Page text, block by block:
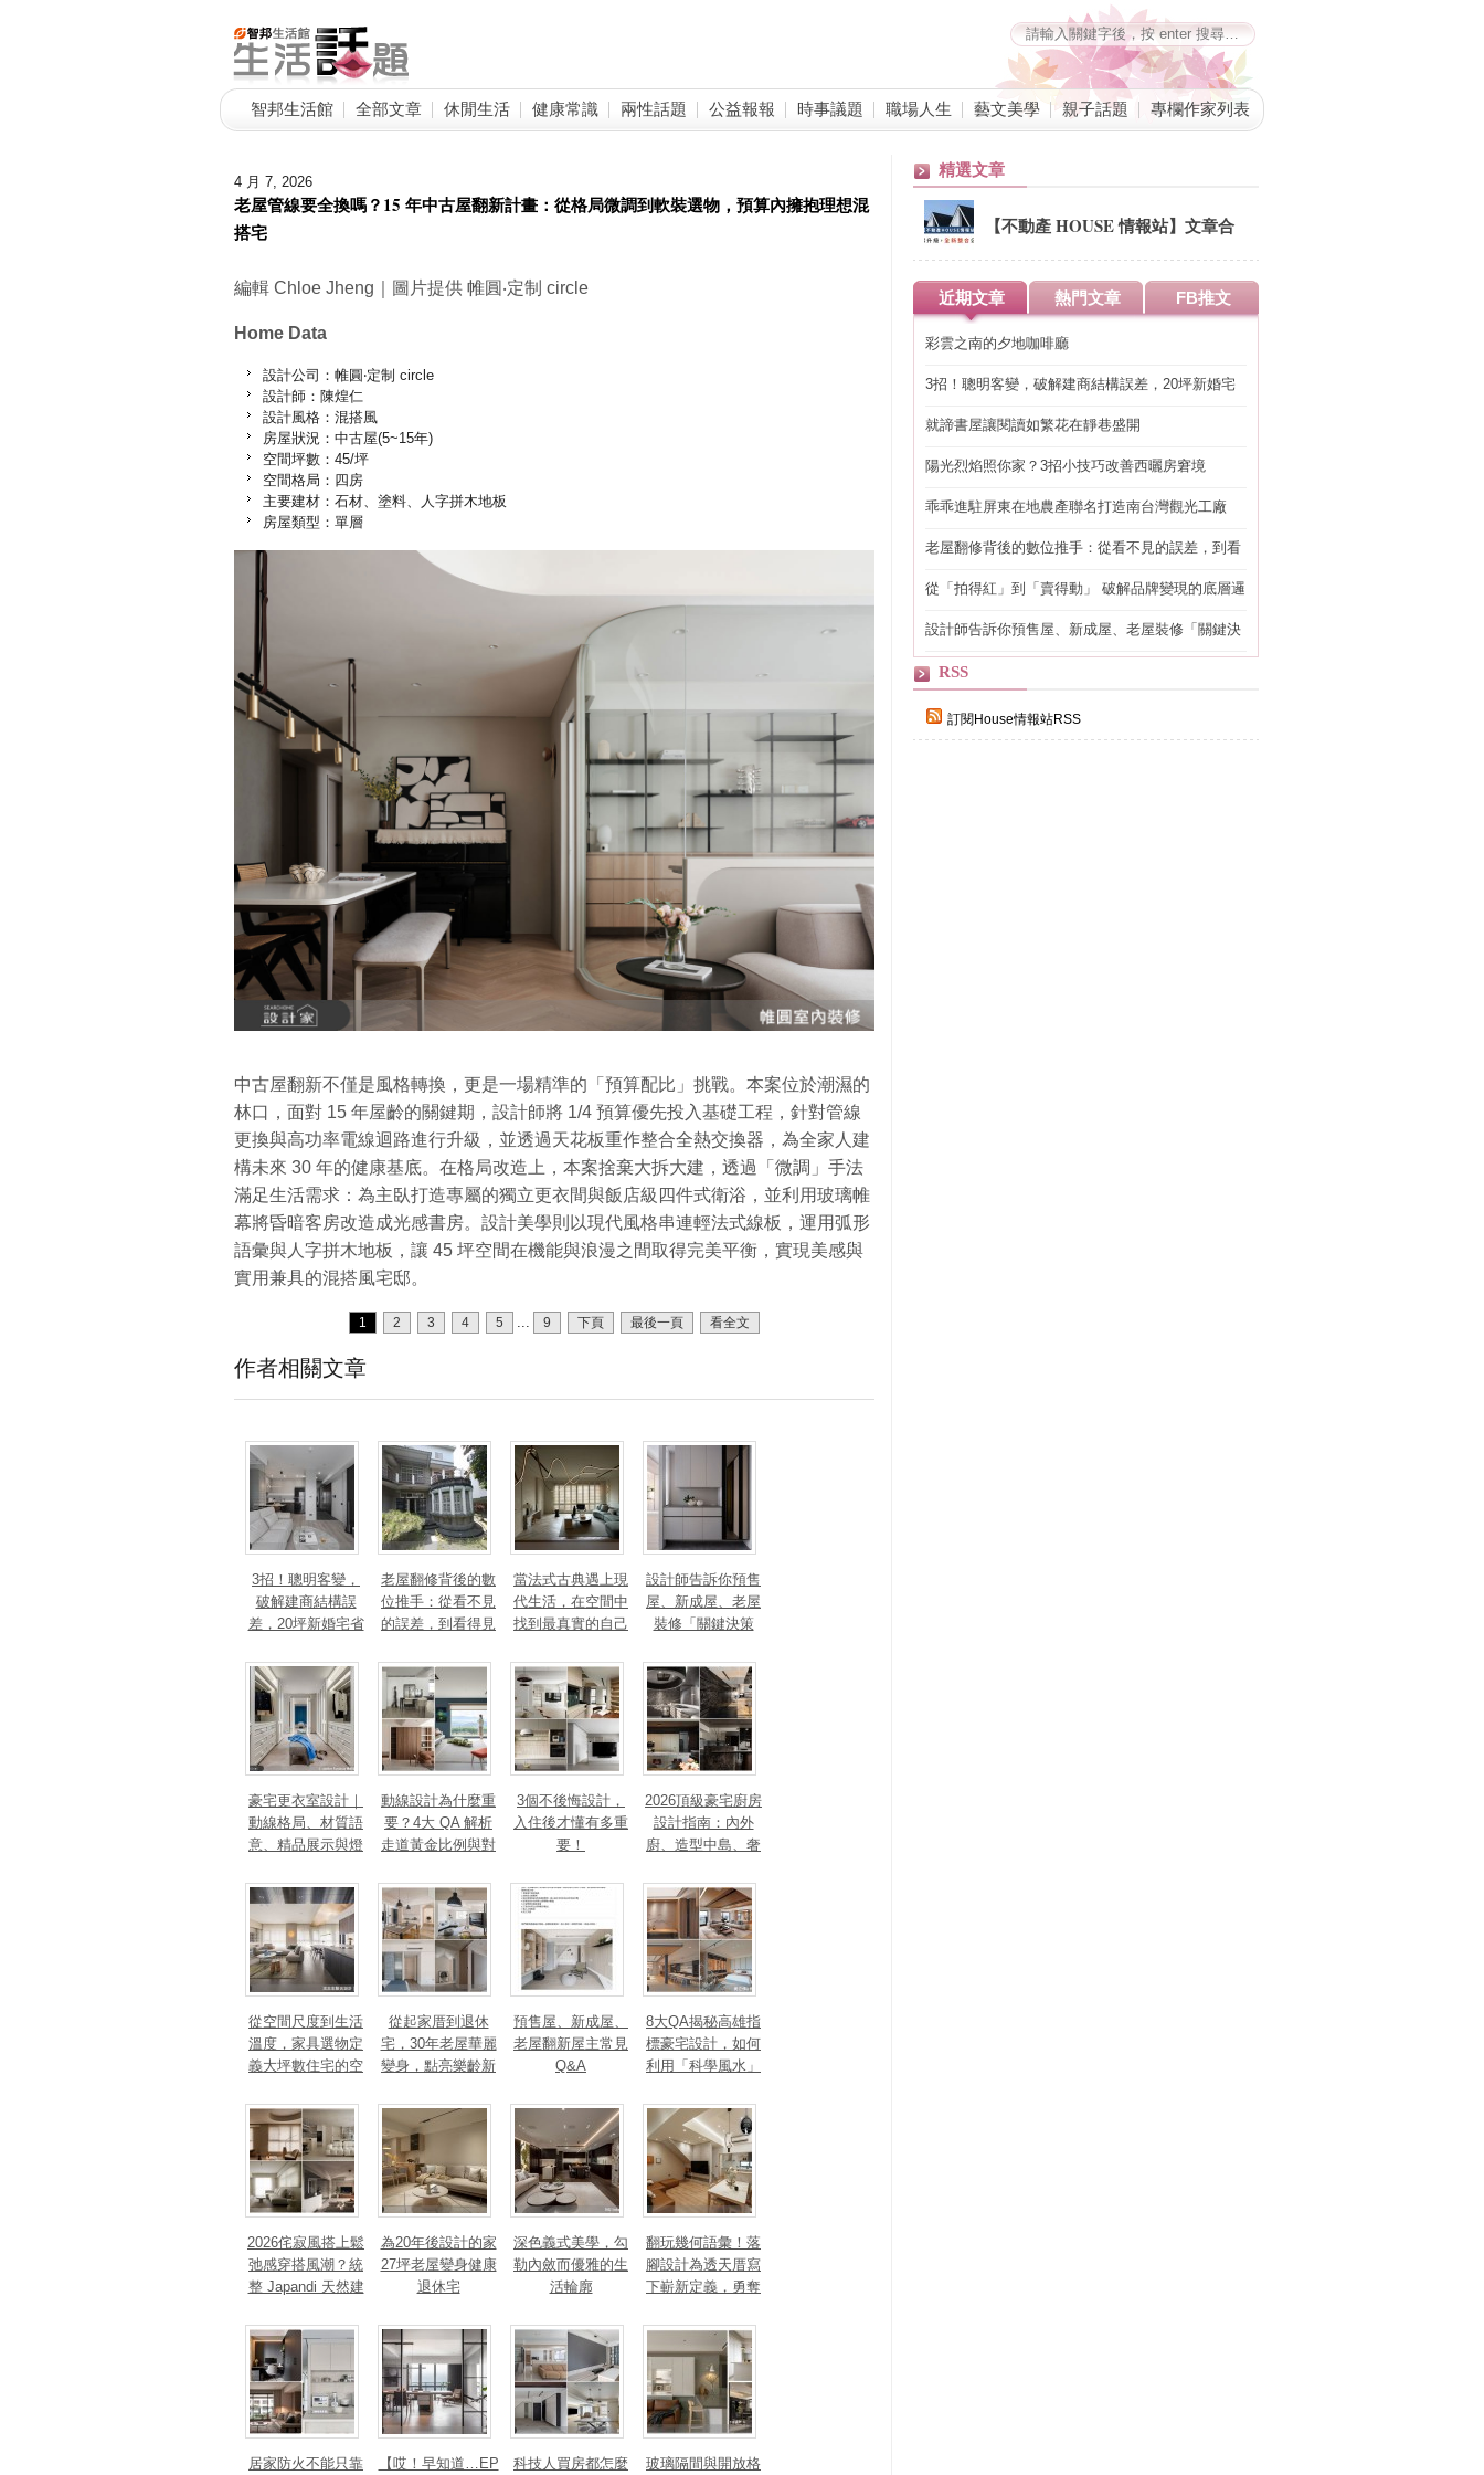
智邦生活館 全部文章 休閒生活 健康常識 兩性話題 公益報報 時事議題 職場人生 藝文美學 親子話題 專欄作家列表
4 月 7, 2026
老屋管線要全換嗎？15 年中古屋翻新計畫：從格局微調到軟裝選物，預算內擁抱理想混
搭宅
編輯 Chloe Jheng｜圖片提供 帷圓‧定制 circle
Home Data
設計公司：帷圓‧定制 circle
設計師：陳煌仁
設計風格：混搭風
房屋狀況：中古屋(5~15年)
空間坪數：45/坪
空間格局：四房
主要建材：石材、塗料、人字拼木地板
房屋類型：單層
中古屋翻新不僅是風格轉換，更是一場精準的「預算配比」挑戰。本案位於潮濕的
林口，面對 15 年屋齡的關鍵期，設計師將 1/4 預算優先投入基礎工程，針對管線
更換與高功率電線迴路進行升級，並透過天花板重作整合全熱交換器，為全家人建
構未來 30 年的健康基底。在格局改造上，本案捨棄大拆大建，透過「微調」手法
滿足生活需求：為主臥打造專屬的獨立更衣間與飯店級四件式衛浴，並利用玻璃帷
幕將昏暗客房改造成光感書房。設計美學則以現代風格串連輕法式線板，運用弧形
語彙與人字拼木地板，讓 45 坪空間在機能與浪漫之間取得完美平衡，實現美感與
實用兼具的混搭風宅邸。
1 2 3 4 5 9 下頁 最後一頁 看全文
作者相關文章
3招！聰明客變，
破解建商結構誤
差，20坪新婚宅省
錢
老屋翻修背後的數
位推手：從看不見
的誤差，到看得見
當法式古典遇上現
代生活，在空間中
找到最真實的自己
設計師告訴你預售
屋、新成屋、老屋
裝修「關鍵決策
面向開始
豪宅更衣室設計｜
動線格局、材質語
意、精品展示與燈
打造高訂生活儀式
動線設計為什麼重
要？4大 QA 解析
走道黃金比例與對
3個不後悔設計，
入住後才懂有多重
要！
2026頂級豪宅廚房
設計指南：內外
廚、造型中島、奢
讓廚房從空間配角
變主角！
從空間尺度到生活
溫度，家具選物定
義大坪數住宅的空
從起家厝到退休
宅，30年老屋華麗
變身，點亮樂齡新
法、英指標設計大
獎！
預售屋、新成屋、
老屋翻新屋主常見
Q&A
8大QA揭秘高雄指
標豪宅設計，如何
利用「科學風水」
量磁場？
2026侘寂風搭上鬆
弛感穿搭風潮？統
整 Japandi 天然建
有風靡全球的軟裝
家具推薦
為20年後設計的家
27坪老屋變身健康
退休宅
深色義式美學，勾
勒內斂而優雅的生
活輪廓
翻玩幾何語彙！落
腳設計為透天厝寫
下嶄新定義，勇奪
TAN 國際大獎
居家防火不能只靠 【哎！早知道…EP 科技人買房都怎麼 玻璃隔間與開放格
精選文章
【不動產 HOUSE 情報站】文章合
併公告
近期文章 熱門文章 FB推文
彩雲之南的夕地咖啡廳
3招！聰明客變，破解建商結構誤差，20坪新婚宅
就諦書屋讓閱讀如繁花在靜巷盛開
陽光烈焰照你家？3招小技巧改善西曬房窘境
乖乖進駐屏東在地農產聯名打造南台灣觀光工廠
老屋翻修背後的數位推手：從看不見的誤差，到看
從「拍得紅」到「賣得動」 破解品牌變現的底層邏
設計師告訴你預售屋、新成屋、老屋裝修「關鍵決
RSS
訂閱House情報站RSS